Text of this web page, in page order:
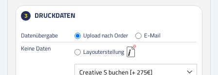
3 DRUCKDATEN
Datenübergabe Upload nach Order
E-Mail
Keine Daten
Layouterstellung